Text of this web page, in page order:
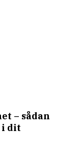
– sådan
i dit